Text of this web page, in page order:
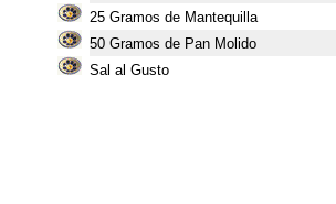
25 Gramos de Mantequilla
50 Gramos de Pan Molido
Sal al Gusto